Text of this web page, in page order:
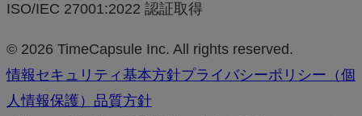
ISO/IEC 27001:2022 認証取得
© 2026 TimeCapsule Inc. All rights reserved.
情報セキュリティ基本方針プライバシーポリシー（個
人情報保護） 品質方針